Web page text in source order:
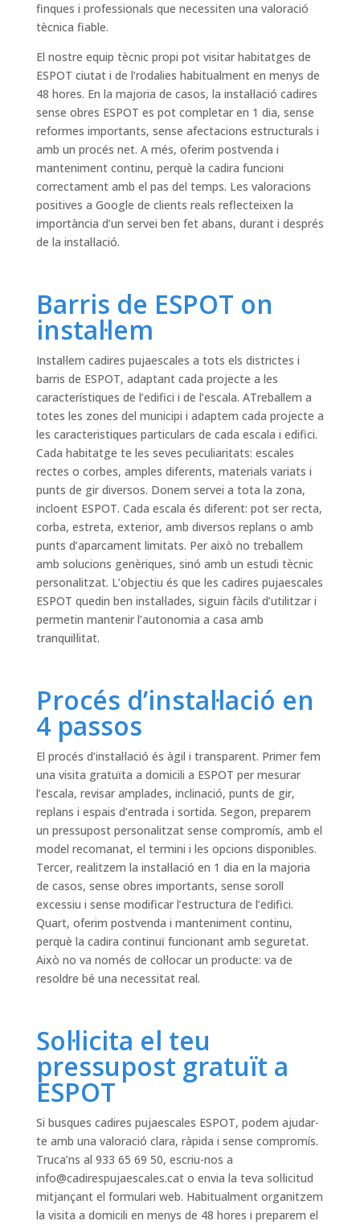
finques i professionals que necessiten una valoració
tècnica fiable.
El nostre equip tècnic propi pot visitar habitatges de
ESPOT ciutat i de l’rodalies habitualment en menys de
48 hores. En la majoria de casos, la instal·lació cadires
sense obres ESPOT es pot completar en 1 dia, sense
reformes importants, sense afectacions estructurals i
amb un procés net. A més, oferim postvenda i
manteniment continu, perquè la cadira funcioni
correctament amb el pas del temps. Les valoracions
positives a Google de clients reals reflecteixen la
importància d’un servei ben fet abans, durant i després
de la instal·lació.
Barris de ESPOT on
instal·lem
Instal·lem cadires pujaescales a tots els districtes i
barris de ESPOT, adaptant cada projecte a les
característiques de l’edifici i de l’escala. ATreballem a
totes les zones del municipi i adaptem cada projecte a
les caracteristiques particulars de cada escala i edifici.
Cada habitatge te les seves peculiaritats: escales
rectes o corbes, amples diferents, materials variats i
punts de gir diversos. Donem servei a tota la zona,
incloent ESPOT. Cada escala és diferent: pot ser recta,
corba, estreta, exterior, amb diversos replans o amb
punts d’aparcament limitats. Per això no treballem
amb solucions genèriques, sinó amb un estudi tècnic
personalitzat. L’objectiu és que les cadires pujaescales
ESPOT quedin ben instal·lades, siguin fàcils d’utilitzar i
permetin mantenir l’autonomia a casa amb
tranquil·litat.
Procés d’instal·lació en
4 passos
El procés d’instal·lació és àgil i transparent. Primer fem
una visita gratuïta a domicili a ESPOT per mesurar
l’escala, revisar amplades, inclinació, punts de gir,
replans i espais d’entrada i sortida. Segon, preparem
un pressupost personalitzat sense compromís, amb el
model recomanat, el termini i les opcions disponibles.
Tercer, realitzem la instal·lació en 1 dia en la majoria
de casos, sense obres importants, sense soroll
excessiu i sense modificar l’estructura de l’edifici.
Quart, oferim postvenda i manteniment continu,
perquè la cadira continuï funcionant amb seguretat.
Això no va només de col·locar un producte: va de
resoldre bé una necessitat real.
Sol·licita el teu
pressupost gratuït a
ESPOT
Si busques cadires pujaescales ESPOT, podem ajudar-
te amb una valoració clara, ràpida i sense compromís.
Truca’ns al 933 65 69 50, escriu-nos a
info@cadirespujaescales.cato envia la teva sol·licitud
mitjançant el formulari web. Habitualment organitzem
la visita a domicili en menys de 48 hores i preparem el